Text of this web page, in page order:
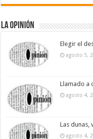
La Opinión
Elegir el
agosto 5,
Llamado a
agosto 4,
Las dunas,
agosto 4,